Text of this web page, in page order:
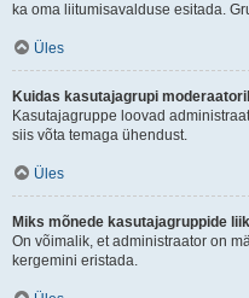
ka oma liitumisavalduse esitada.
Üles
Kuidas kasutajagrupi
Kasutajagruppe loovad
siis võta temaga ühendust.
Üles
Miks mõnede kasutajagruppide
On võimalik, et administraator on
kergemini eristada.